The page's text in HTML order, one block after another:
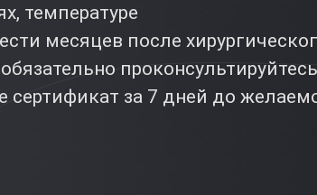
температуре
месяцев после
сертификат за 7 дней до